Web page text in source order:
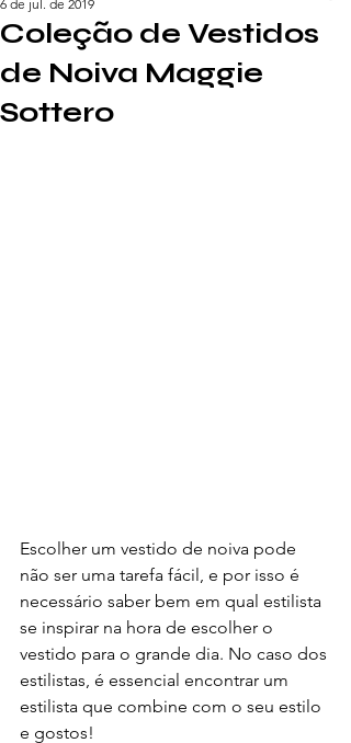
Coleção de Vestidos
de Noiva Maggie
Sottero
6 de jul. de 2019
Escolher um vestido de noiva pode
não ser uma tarefa fácil, e por isso é
necessário saber bem em qual estilista
se inspirar na hora de escolher o
vestido para o grande dia. No caso dos
estilistas, é essencial encontrar um
estilista que combine com o seu estilo
e gostos!